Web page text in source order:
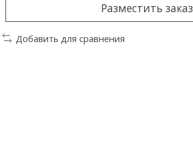
Разместить заказ
Добавить для сравнения